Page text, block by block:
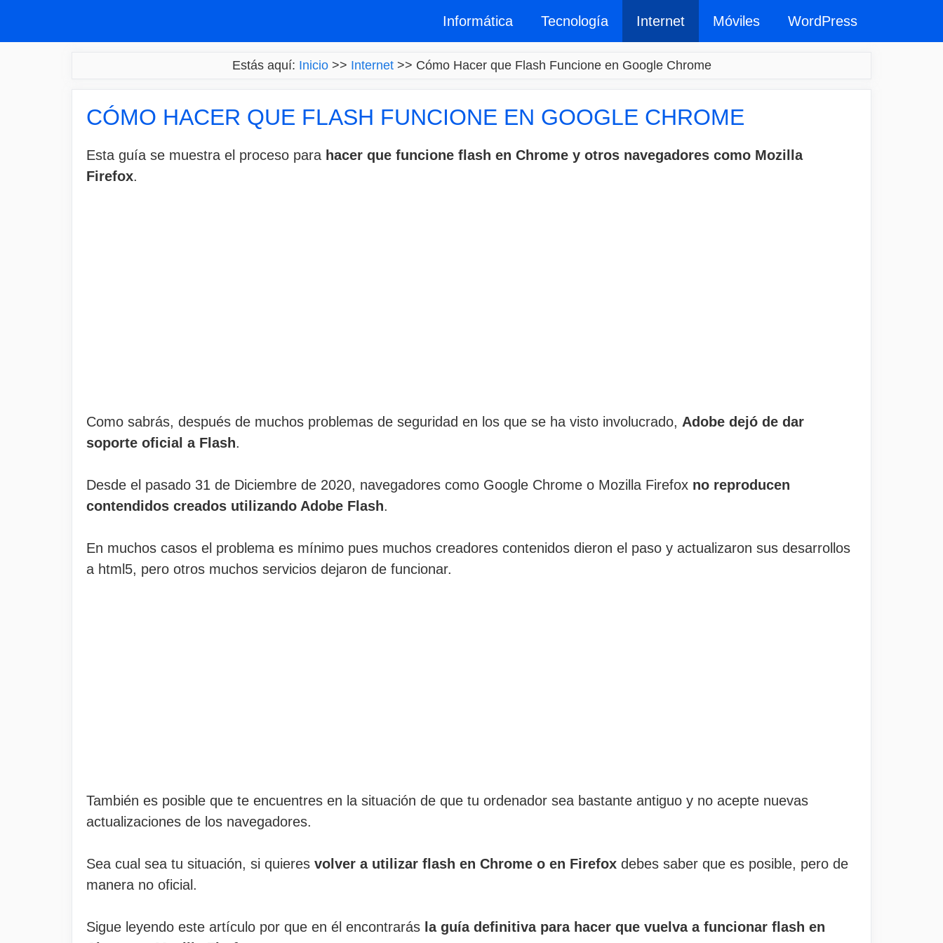
Informática Tecnología Internet Móviles WordPress
Estás aquí: Inicio>> Internet>> Cómo Hacer que Flash Funcione en Google Chrome
CÓMO HACER QUE FLASH FUNCIONE EN GOOGLE CHROME
Esta guía se muestra el proceso para hacer que funcione flash en Chrome y otros navegadores como Mozilla
Firefox.
Como sabrás, después de muchos problemas de seguridad en los que se ha visto involucrado, Adobe dejó de dar
soporte oficial a Flash.
Desde el pasado 31 de Diciembre de 2020, navegadores como Google Chrome o Mozilla Firefox no reproducen
contendidos creados utilizando Adobe Flash.
En muchos casos el problema es mínimo pues muchos creadores contenidos dieron el paso y actualizaron sus desarrollos
a html5, pero otros muchos servicios dejaron de funcionar.
También es posible que te encuentres en la situación de que tu ordenador sea bastante antiguo y no acepte nuevas
actualizaciones de los navegadores.
Sea cual sea tu situación, si quieres volver a utilizar flash en Chrome o en Firefox debes saber que es posible, pero de
manera no oficial.
Sigue leyendo este artículo por que en él encontrarás la guía definitiva para hacer que vuelva a funcionar flash en